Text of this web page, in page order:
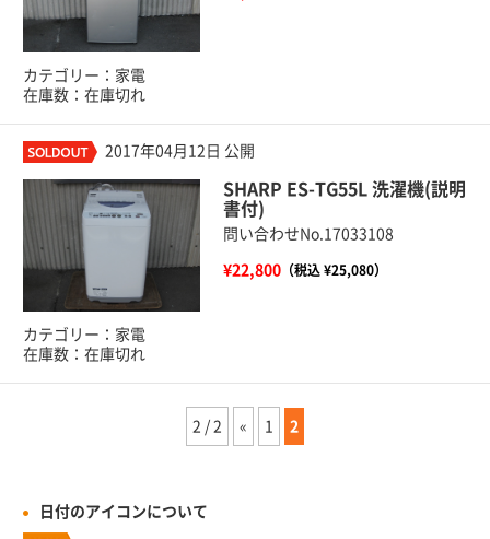
カテゴリー：家電
在庫数：在庫切れ
2017年04月12日 公開
SHARP ES-TG55L 洗濯機(説明
書付)
問い合わせNo.17033108
¥22,800（税込 ¥25,080）
カテゴリー：家電
在庫数：在庫切れ
2 / 2 « 1 2
日付のアイコンについて